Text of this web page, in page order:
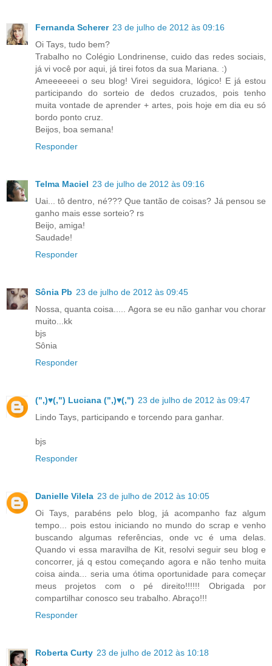
Fernanda Scherer 23 de julho de 2012 às 09:16
Oi Tays, tudo bem?
Trabalho no Colégio Londrinense, cuido das redes sociais,
já vi você por aqui, já tirei fotos da sua Mariana. :)
Ameeeeeei o seu blog! Virei seguidora, lógico! E já estou
participando do sorteio de dedos cruzados, pois tenho
muita vontade de aprender + artes, pois hoje em dia eu só
bordo ponto cruz.
Beijos, boa semana!
Responder
Telma Maciel 23 de julho de 2012 às 09:16
Uai... tô dentro, né??? Que tantão de coisas? Já pensou se
ganho mais esse sorteio? rs
Beijo, amiga!
Saudade!
Responder
Sônia Pb 23 de julho de 2012 às 09:45
Nossa, quanta coisa..... Agora se eu não ganhar vou chorar
muito...kk
bjs
Sônia
Responder
(",)♥(,") Luciana (",)♥(,") 23 de julho de 2012 às 09:47
Lindo Tays, participando e torcendo para ganhar.
bjs
Responder
Danielle Vilela 23 de julho de 2012 às 10:05
Oi Tays, parabéns pelo blog, já acompanho faz algum
tempo... pois estou iniciando no mundo do scrap e venho
buscando algumas referências, onde vc é uma delas.
Quando vi essa maravilha de Kit, resolvi seguir seu blog e
concorrer, já q estou começando agora e não tenho muita
coisa ainda... seria uma ótima oportunidade para começar
meus projetos com o pé direito!!!!!! Obrigada por
compartilhar conosco seu trabalho. Abraço!!!
Responder
Roberta Curty 23 de julho de 2012 às 10:18